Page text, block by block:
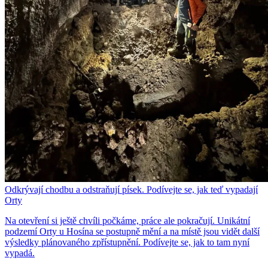
Odkrývají chodbu a odstraňují písek. Podívejte se, jak teď vypadají
Orty
Na otevření si ještě chvíli počkáme, práce ale pokračují. Unikátní
podzemí Orty u Hosína se postupně mění a na místě jsou vidět další
výsledky plánovaného zpřístupnění. Podívejte se, jak to tam nyní
vypadá.